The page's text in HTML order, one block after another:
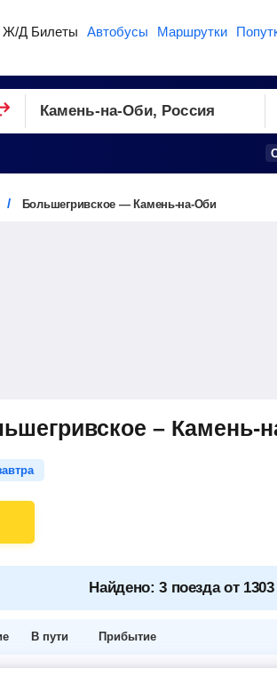
Ж/Д Билеты Автобусы Маршрутки
Большегривское — Камень-на-Оби
– Камень-
Найдено: 3 поезда от 1303
В пути Прибытие